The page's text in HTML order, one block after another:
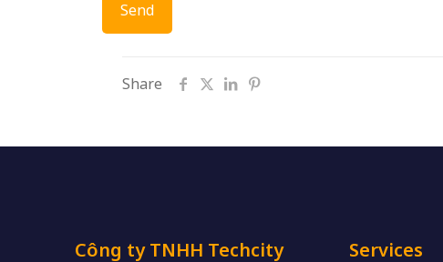
Share
Công ty TNHH Techcity Services